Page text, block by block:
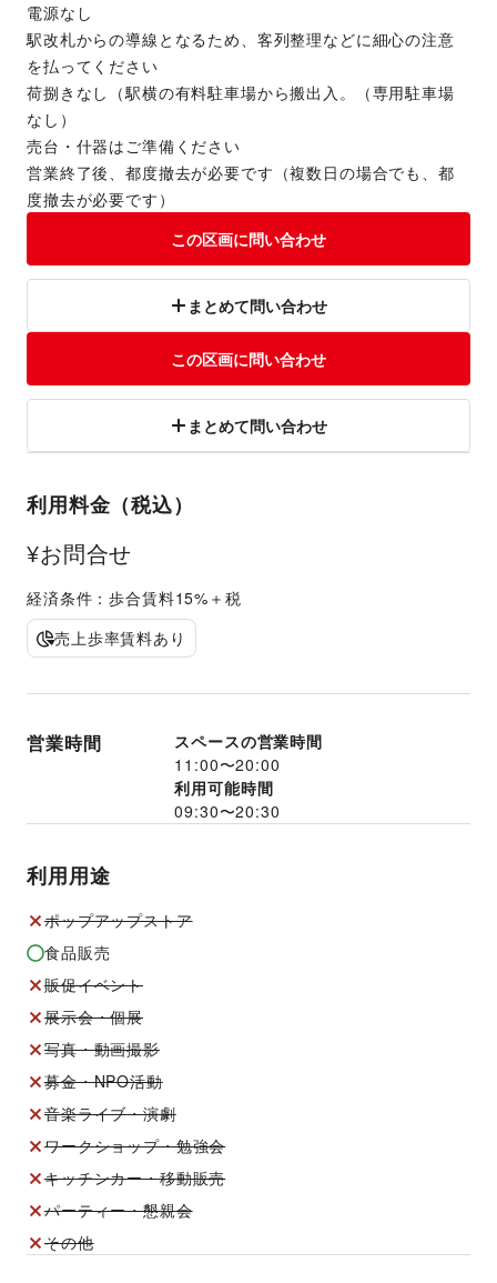
電源なし
駅改札からの導線となるため、客列整理などに細心の注意
を払ってください
荷捌きなし（駅横の有料駐車場から搬出入。（専用駐車場
なし）
売台・什器はご準備ください
営業終了後、都度撤去が必要です（複数日の場合でも、都
度撤去が必要です）
この区画に問い合わせ
まとめて問い合わせ
この区画に問い合わせ
まとめて問い合わせ
利用料金（税込）
¥お問合せ
経済条件：歩合賃料15%＋税
売上歩率賃料あり
営業時間
スペースの営業時間
11:00〜20:00
利用可能時間
09:30〜20:30
利用用途
ポップアップストア
食品販売
販促イベント
展示会・個展
写真・動画撮影
募金・NPO活動
音楽ライブ・演劇
ワークショップ・勉強会
キッチンカー・移動販売
パーティー・懇親会
その他